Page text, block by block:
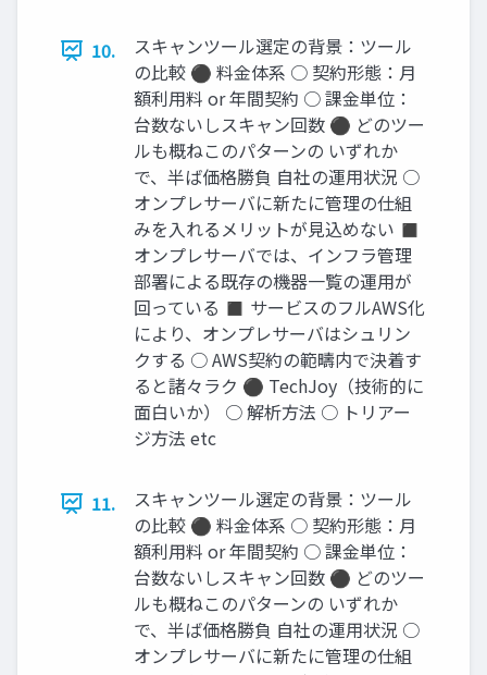
10.
スキャンツール選定の背景：ツール
の比較 ⚫ 料金体系 ○ 契約形態：月
額利用料 or 年間契約 ○ 課金単位：
台数ないしスキャン回数 ⚫ どのツー
ルも概ねこのパターンの いずれか
で、半ば価格勝負 自社の運用状況 ○
オンプレサーバに新たに管理の仕組
みを入れるメリットが見込めない ◼
オンプレサーバでは、インフラ管理
部署による既存の機器一覧の運用が
回っている ◼ サービスのフルAWS化
により、オンプレサーバはシュリン
クする ○ AWS契約の範疇内で決着す
ると諸々ラク ⚫ TechJoy（技術的に
面白いか） ○ 解析方法 ○ トリアー
ジ方法 etc
11.
スキャンツール選定の背景：ツール
の比較 ⚫ 料金体系 ○ 契約形態：月
額利用料 or 年間契約 ○ 課金単位：
台数ないしスキャン回数 ⚫ どのツー
ルも概ねこのパターンの いずれか
で、半ば価格勝負 自社の運用状況 ○
オンプレサーバに新たに管理の仕組